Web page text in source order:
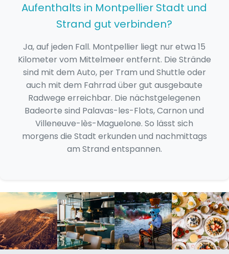
Aufenthalts in Montpellier Stadt und
Strand gut verbinden?
Ja, auf jeden Fall. Montpellier liegt nur etwa 15
Kilometer vom Mittelmeer entfernt. Die Strände
sind mit dem Auto, per Tram und Shuttle oder
auch mit dem Fahrrad über gut ausgebaute
Radwege erreichbar. Die nächstgelegenen
Badeorte sind Palavas-les-Flots, Carnon und
Villeneuve-lès-Maguelone. So lässt sich
morgens die Stadt erkunden und nachmittags
am Strand entspannen.